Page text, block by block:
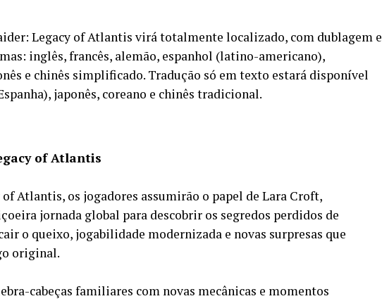
Legacy of Atlantis virá totalmente localizado, com dublagem e
inglês, francês, alemão, espanhol (latino-americano),
e chinês simplificado. Tradução só em texto estará disponível
japonês, coreano e chinês tradicional.
of Atlantis
Atlantis, os jogadores assumirão o papel de Lara Croft,
jornada global para descobrir os segredos perdidos de
o queixo, jogabilidade modernizada e novas surpresas que
original.
cabeças familiares com novas mecânicas e momentos